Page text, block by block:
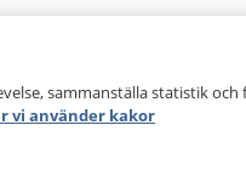
sammanställa statistik
vi använder kakor